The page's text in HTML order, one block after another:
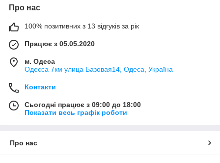
Про нас
100% позитивних з 13 відгуків за рік
Працює з 05.05.2020
м. Одеса
Одесса 7км улица Базовая14, Одеса, Україна
Контакти
Сьогодні працює з 09:00 до 18:00
Показати весь графік роботи
Про нас